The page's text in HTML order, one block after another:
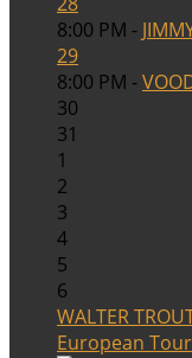
8:00 PM -
29
8:00 PM -
30
31
1
2
3
4
5
6
WALTER
European